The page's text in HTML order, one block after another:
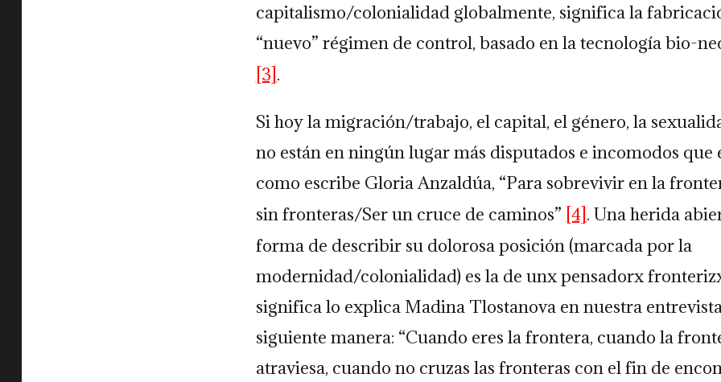
capitalismo/colonialidad globalmente, significa la
“nuevo” régimen de control, basado en la tecnología bio-
[3].
Si hoy la migración/trabajo, el capital, el género, la
no están en ningún lugar más disputados e incomodos que
como escribe Gloria Anzaldúa, “Para sobrevivir en la
sin fronteras/Ser un cruce de caminos” [4]. Una herida
forma de describir su dolorosa posición (marcada por la
modernidad/colonialidad) es la de unx pensadorx
significa lo explica Madina Tlostanova en nuestra
siguiente manera: “Cuando eres la frontera, cuando la
atraviesa, cuando no cruzas las fronteras con el fin de